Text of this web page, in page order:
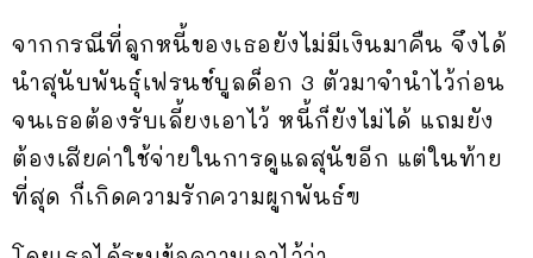
จากกรณีที่ลูกหนี้ของเธอยังไม่มีเงินมาคืน จึงได้
นำสุนับพันธุ์เฟรนช์บูลด็อก 3 ตัวมาจำนำไว้ก่อน
จนเธอต้องรับเลี้ยงเอาไว้ หนี้ก็ยังไม่ได้ แถมยัง
ต้องเสียค่าใช้จ่ายในการดูแลสุนัขอีก แต่ในท้าย
ที่สุด ก็เกิดความรักความผูกพันธ์ฃ